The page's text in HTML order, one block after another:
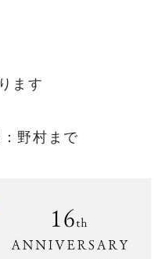
ます
野村まで